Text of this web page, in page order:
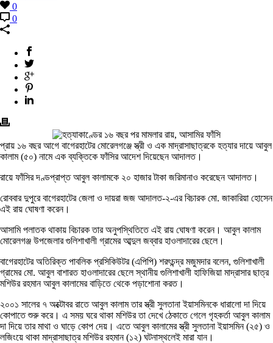
0
0
প্রায় ১৬ বছর আগে বাগেরহাটের মোরেলগঞ্জে স্ত্রী ও এক মাদ্রাসাছাত্রকে হত্যার দায়ে আবুল
কালাম (৫০) নামে এক ব্যক্তিকে ফাঁসির আদেশ দিয়েছেন আদালত।
রায়ে ফাঁসির দণ্ডপ্রাপ্ত আবুল কালামকে ২০ হাজার টাকা জরিমানাও করেছেন আদালত।
রোববার দুপুরে বাগেরহাটের জেলা ও দায়রা জজ আদালত-২-এর বিচারক মো. জাকারিয়া হোসেন
এই রায় ঘোষণা করেন।
আসামি পলাতক থাকায় বিচারক তার অনুপস্থিতিতে এই রায় ঘোষণা করেন। আবুল কালাম
মোরেলগঞ্জ উপজেলার গুলিশাখালী গ্রামের আব্দুল জব্বার হাওলাদারের ছেলে।
বাগেরহাটের অতিরিক্ত পাবলিক প্রসিকিউটর (এপিপি) শরৎচন্দ্র মজুমদার বলেন, গুলিশাখালী
গ্রামের মো. আবুল বাশারত হাওলাদারের ছেলে স্থানীয় গুলিশাখালী হাফিজিয়া মাদ্রাসার ছাত্র
মশিউর রহমান আবুল কালামের বাড়িতে থেকে পড়াশোনা করত।
২০০১ সালের ৭ অক্টোবর রাতে আবুল কালাম তার স্ত্রী সুলতানা ইয়াসমিনকে ধারালো দা দিয়ে
কোপাতে শুরু করে। এ সময় ঘরে থাকা মশিউর তা দেখে ঠেকাতে গেলে গৃহকর্তা আবুল কালাম
দা দিয়ে তার মাথা ও ঘাড়ে কোপ দেয়। এতে আবুল কালামের স্ত্রী সুলতানা ইয়াসমিন (২৫) ও
লজিংয়ে থাকা মাদ্রাসাছাত্র মশিউর রহমান (১২) ঘটনাস্থলেই মারা যান।